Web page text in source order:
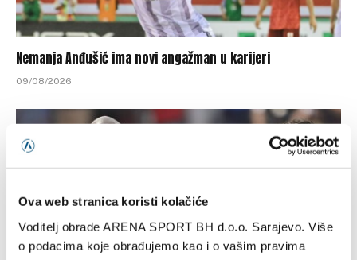
Ova web stranica koristi kolačiće
Voditelj obrade ARENA SPORT BH d.o.o. Sarajevo. Više
o podacima koje obrađujemo kao i o vašim pravima
Nemanja Anđušić ima novi angažman u karijeri
09/08/2026